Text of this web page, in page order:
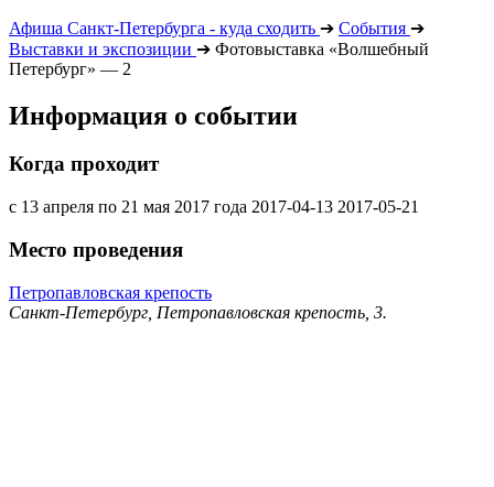
Афиша Санкт-Петербурга - куда сходить ➔ События ➔
Выставки и экспозиции ➔ Фотовыставка «Волшебный
Петербург» — 2
Информация о событии
Когда проходит
с 13 апреля по 21 мая 2017 года 2017-04-13 2017-05-21
Место проведения
Петропавловская крепость
Санкт-Петербург, Петропавловская крепость, 3.